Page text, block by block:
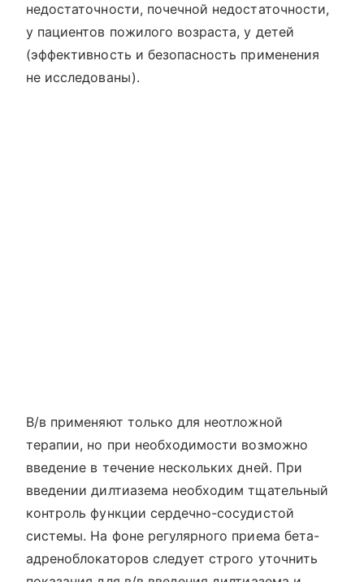
недостаточности, почечной недостаточности,
у пациентов пожилого возраста, у детей
(эффективность и безопасность применения
не исследованы).
В/в применяют только для неотложной
терапии, но при необходимости возможно
введение в течение нескольких дней. При
введении дилтиазема необходим тщательный
контроль функции сердечно-сосудистой
системы. На фоне регулярного приема бета-
адреноблокаторов следует строго уточнить